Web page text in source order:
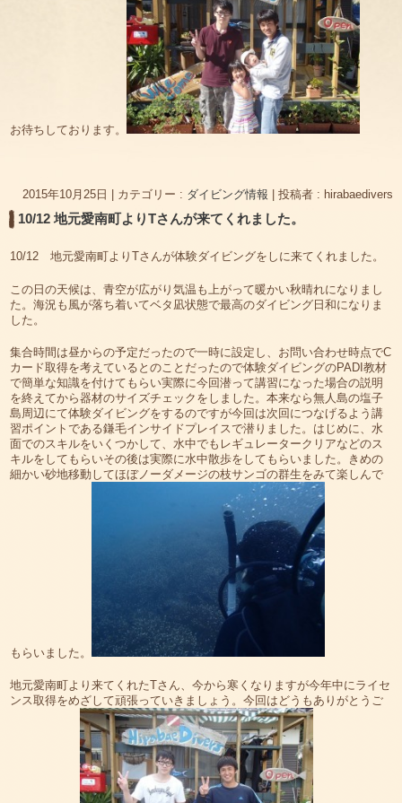
お待ちしております。
2015年10月25日 | カテゴリー : ダイビング情報 | 投稿者 : hirabaedivers
10/12 地元愛南町よりTさんが来てくれました。
10/12 地元愛南町よりTさんが体験ダイビングをしに来てくれました。
この日の天候は、青空が広がり気温も上がって暖かい秋晴れになりまし
た。海況も風が落ち着いてベタ凪状態で最高のダイビング日和になりま
した。
集合時間は昼からの予定だったので一時に設定し、お問い合わせ時点でC
カード取得を考えているとのことだったので体験ダイビングのPADI教材
で簡単な知識を付けてもらい実際に今回潜って講習になった場合の説明
を終えてから器材のサイズチェックをしました。本来なら無人島の塩子
島周辺にて体験ダイビングをするのですが今回は次回につなげるよう講
習ポイントである鎌毛インサイドプレイスで潜りました。はじめに、水
面でのスキルをいくつかして、水中でもレギュレータークリアなどのス
キルをしてもらいその後は実際に水中散歩をしてもらいました。きめの
細かい砂地移動してほぼノーダメージの枝サンゴの群生をみて楽しんで
もらいました。
地元愛南町より来てくれたTさん、今から寒くなりますが今年中にライセ
ンス取得をめざして頑張っていきましょう。今回はどうもありがとうご